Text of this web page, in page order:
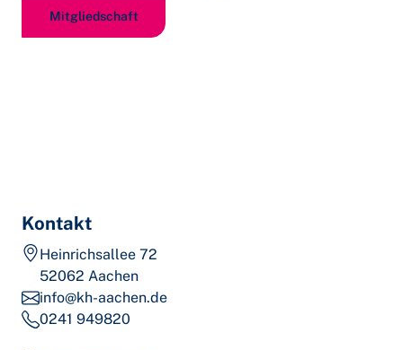
Mitgliedschaft
Kontakt
Heinrichsallee 72
52062 Aachen
info@kh-aachen.de
0241 949820